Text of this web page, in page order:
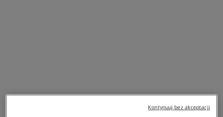
Kontynuuj bez akceptacji